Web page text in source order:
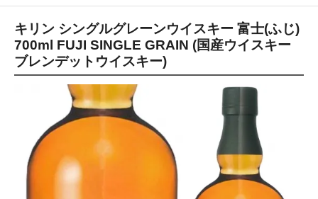
キリン シングルグレーンウイスキー 富士(ふじ)
700ml FUJI SINGLE GRAIN (国産ウイスキー
ブレンデットウイスキー)